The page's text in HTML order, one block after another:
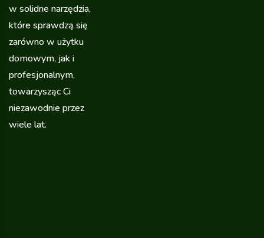
w solidne narzędzia,
które sprawdzą się
zarówno w użytku
domowym, jak i
profesjonalnym,
towarzysząc Ci
niezawodnie przez
wiele lat.